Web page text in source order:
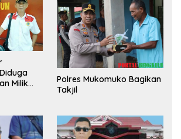
Milik
Polres Mukomuko Bagikan
Takjil